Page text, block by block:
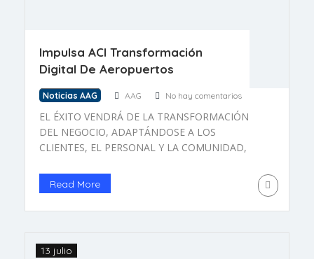
Impulsa ACI Transformación
Digital De Aeropuertos
Noticias AAG AAG No hay comentarios
EL ÉXITO VENDRÁ DE LA TRANSFORMACIÓN
DEL NEGOCIO, ADAPTÁNDOSE A LOS
CLIENTES, EL PERSONAL Y LA COMUNIDAD,
Aeropuertos (ACI) publicó la segunda edición del
Airport Digital Transformation Handbook, en
donde señala que la digitalización y el uso de
Read More
13 julio